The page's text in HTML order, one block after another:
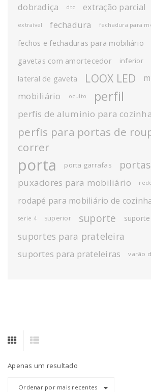
dobradiça dtc extração parcial
extraível fechadura fechadura para
fechos e fechaduras para mobiliário
gavetas com amortecedor
inferior
lateral de gaveta LOOX LED
mobiliário oculto perfil
perfis de aluminio para cozinha
perfis para portas de
correr
porta porta garrafas portas
puxadores para mobiliário
rodapé para mobiliário de
serie 4 superior suporte
suportes para prateleira
suportes para prateleiras varão
Apenas um resultado
Ordenar por mais recentes